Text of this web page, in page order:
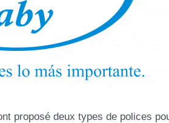
proposé deux types de polices